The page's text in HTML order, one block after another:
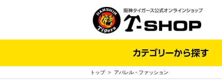
トップ> アパレル・ファッション